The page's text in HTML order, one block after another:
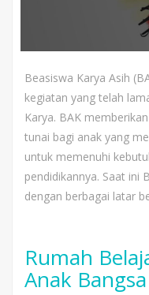
Beasiswa Karya Asih
kegiatan yang telah
Karya. BAK
tunai bagi anak yang
untuk memenuhi
pendidikannya. Saat ini
dengan berbagai latar
Rumah
Anak Bangsa